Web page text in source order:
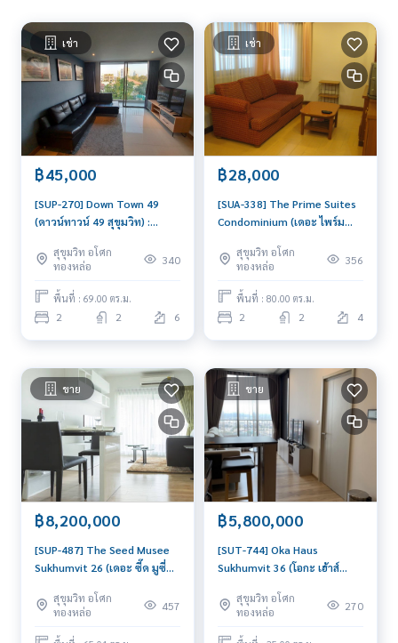
เช่า
฿45,000
[SUP-270] Down Town 49
(ดาวน์ทาวน์ 49 สุขุมวิท) :
ใกล้พร้อมพงษ์ คอนโดให้เช่า
ติดต่อขอชมห้องวันนี้
สุขุมวิท อโศก
ทองหล่อ
340
พื้นที่ : 69.00 ตร.ม.
2 2 6
เช่า
฿28,000
[SUA-338] The Prime Suites
Condominium (เดอะ ไพร์ม
คอนโดมิเนียมให้เช่า 2 ห้องนอน
ใกล้อโศก พร้อมเข้าอยู่ ด่วน!
สุขุมวิท อโศก
ทองหล่อ
356
พื้นที่ : 80.00 ตร.ม.
2 2 4
ขาย
฿8,200,000
[SUP-487] The Seed Musee
Sukhumvit 26 (เดอะ ซี๊ด มูซี่
2 ห้องนอน ใกล้พร้อมพงษ์ ขาย
คอนโด ด่วน!
สุขุมวิท อโศก
ทองหล่อ
457
ขาย
฿5,800,000
[SUT-744] Oka Haus
Sukhumvit 36 (โอกะ เฮ้าส์
1 ห้องนอน ใกล้ทองหล่อ ซื้ออยู่
เอง หรือปล่อยเช่าก็เฮง!
สุขุมวิท อโศก
ทองหล่อ
270